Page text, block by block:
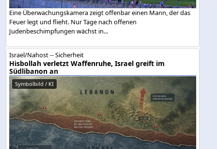
Eine Überwachungskamera zeigt offenbar einen Mann, der das
Feuer legt und flieht. Nur Tage nach offenen
Judenbeschimpfungen wächst in...
Israel/Nahost -- Sicherheit
Hisbollah verletzt Waffenruhe, Israel greift im
Südlibanon an
Symbolbild / KI